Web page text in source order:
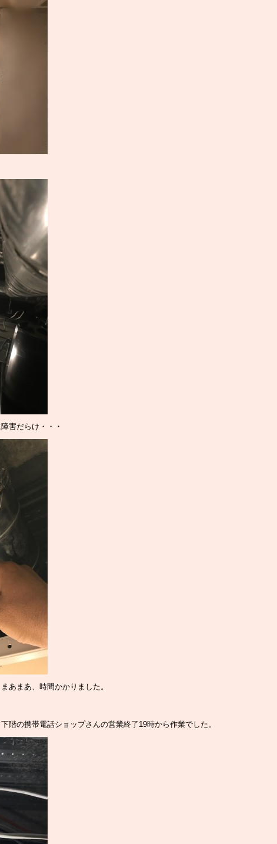
害だらけ・・・
あまあ、時間かかりました。
階の携帯電話ショップさんの営業終了19時から作業でした。